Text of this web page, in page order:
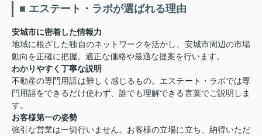
■ エステート・ラボが選ばれる理由
安城市に密着した情報力
地域に根ざした独自のネットワークを活かし、安城市周辺の市場
動向を正確に把握。適正な価格や最適な提案を行います。
わかりやすく丁寧な説明
不動産の専門用語は難しく感じるもの。エステート・ラボでは専
門用語をできるだけ使わず、誰でも理解できる言葉でご説明しま
す。
お客様第一の姿勢
強引な営業は一切行いません。お客様の立場に立ち、納得いただ